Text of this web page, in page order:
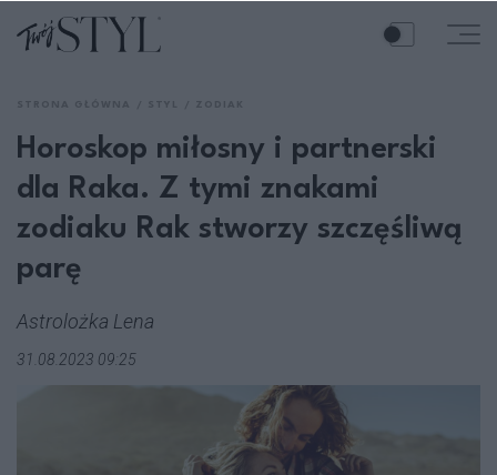
Horoskop miłosny i partnerski
dla Raka. Z tymi znakami
zodiaku Rak stworzy szczęśliwą
parę
Astrolożka Lena
31.08.2023 09:25